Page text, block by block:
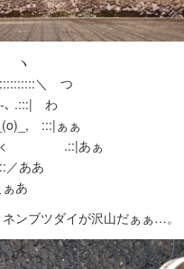
ヽ
＼ つ
.:::| わ
:::|ぁぁ
あぁ
ああ
ぁあ
ンブツダイが沢山だぁぁ…。